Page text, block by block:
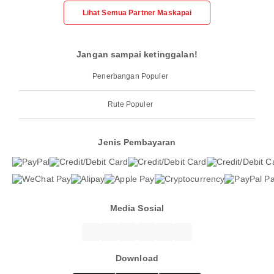
Lihat Semua Partner Maskapai
Jangan sampai ketinggalan!
Penerbangan Populer
Rute Populer
Jenis Pembayaran
Media Sosial
Download